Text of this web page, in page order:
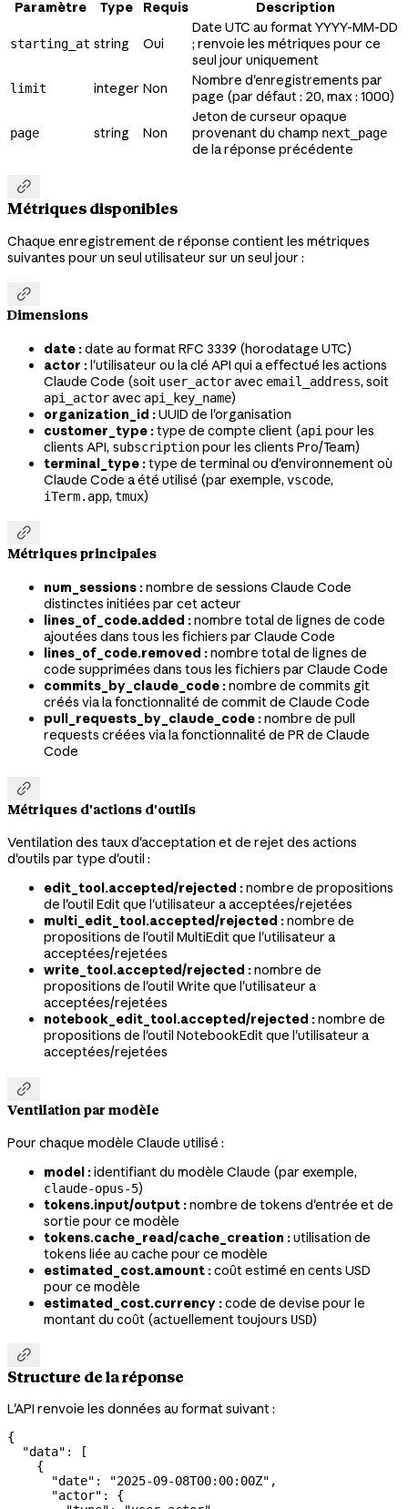
Paramètre Type Requis Description
starting_at string Oui
Date UTC au format YYYY-MM-DD
; renvoie les métriques pour ce
seul jour uniquement
limit integer Non
Nombre d'enregistrements par
page (par défaut : 20, max : 1000)
page string Non
Jeton de curseur opaque
provenant du champ next_page
de la réponse précédente

Métriques disponibles
Chaque enregistrement de réponse contient les métriques
suivantes pour un seul utilisateur sur un seul jour :

Dimensions
date :date au format RFC 3339 (horodatage UTC)
actor :l'utilisateur ou la clé API qui a effectué les actions
Claude Code (soit user_actoravec email_address, soit
api_actoravec api_key_name)
organization_id :UUID de l'organisation
customer_type :type de compte client (api pour les
clients API, subscriptionpour les clients Pro/Team)
terminal_type :type de terminal ou d'environnement où
Claude Code a été utilisé (par exemple, vscode,
iTerm.app, tmux)

Métriques principales
num_sessions :nombre de sessions Claude Code
distinctes initiées par cet acteur
lines_of_code.added :nombre total de lignes de code
ajoutées dans tous les fichiers par Claude Code
lines_of_code.removed :nombre total de lignes de
code supprimées dans tous les fichiers par Claude Code
commits_by_claude_code :nombre de commits git
créés via la fonctionnalité de commit de Claude Code
pull_requests_by_claude_code :nombre de pull
requests créées via la fonctionnalité de PR de Claude
Code

Métriques d'actions d'outils
Ventilation des taux d'acceptation et de rejet des actions
d'outils par type d'outil :
edit_tool.accepted/rejected :nombre de propositions
de l'outil Edit que l'utilisateur a acceptées/rejetées
multi_edit_tool.accepted/rejected :nombre de
propositions de l'outil MultiEdit que l'utilisateur a
acceptées/rejetées
write_tool.accepted/rejected :nombre de
propositions de l'outil Write que l'utilisateur a
acceptées/rejetées
notebook_edit_tool.accepted/rejected :nombre de
propositions de l'outil NotebookEdit que l'utilisateur a
acceptées/rejetées

Ventilation par modèle
Pour chaque modèle Claude utilisé :
model :identifiant du modèle Claude (par exemple,
claude-opus-5)
tokens.input/output :nombre de tokens d'entrée et de
sortie pour ce modèle
tokens.cache_read/cache_creation :utilisation de
tokens liée au cache pour ce modèle
estimated_cost.amount :coût estimé en cents USD
pour ce modèle
estimated_cost.currency :code de devise pour le
montant du coût (actuellement toujours USD)

Structure de la réponse
L'API renvoie les données au format suivant :
{
  "data"
: [
    {
      "date"
: "2025-09-08T00:00:00Z" ,
      "actor"
: {